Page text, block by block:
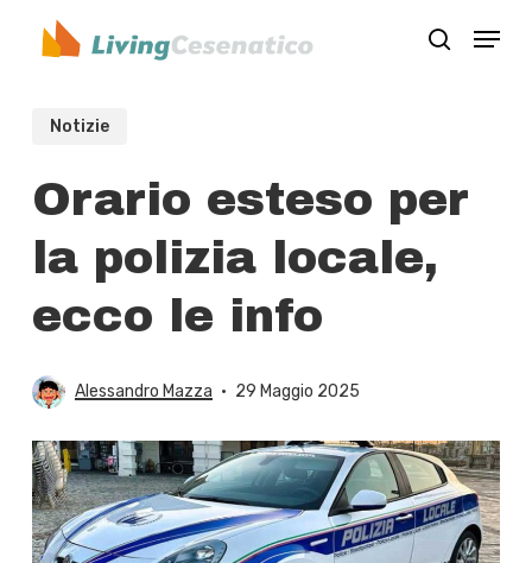
search
Menu
Notizie
Orario esteso per
la polizia locale,
ecco le info
Alessandro Mazza 29 Maggio 2025